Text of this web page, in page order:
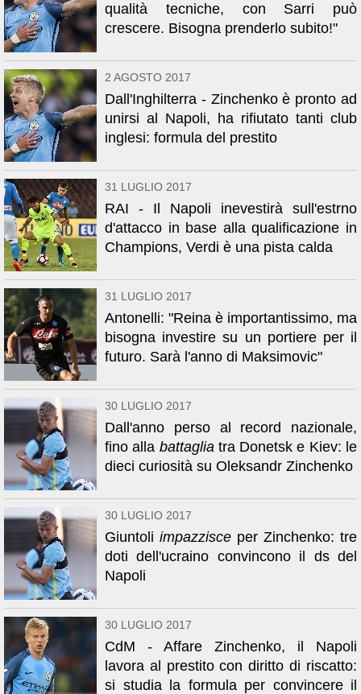
qualità tecniche, con Sarri può
crescere. Bisogna prenderlo subito!"
2 AGOSTO 2017
Dall'Inghilterra - Zinchenko è pronto ad
unirsi al Napoli, ha rifiutato tanti club
inglesi: formula del prestito
31 LUGLIO 2017
RAI - Il Napoli inevestirà sull'estrno
d'attacco in base alla qualificazione in
Champions, Verdi è una pista calda
31 LUGLIO 2017
Antonelli: "Reina è importantissimo, ma
bisogna investire su un portiere per il
futuro. Sarà l'anno di Maksimovic"
30 LUGLIO 2017
Dall'anno perso al record nazionale,
fino alla battagliatra Donetsk e Kiev: le
dieci curiosità su Oleksandr Zinchenko
30 LUGLIO 2017
Giuntoli impazzisce per Zinchenko: tre
doti dell'ucraino convincono il ds del
Napoli
30 LUGLIO 2017
CdM - Affare Zinchenko, il Napoli
lavora al prestito con diritto di riscatto:
si studia la formula per convincere il